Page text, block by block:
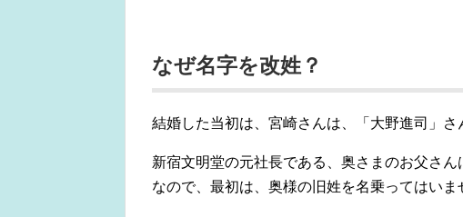
なぜ名字を改姓？
結婚した当初は、宮崎さんは、「大野進司」さ
新宿文明堂の元社長である、奥さまのお父さん
なので、最初は、奥様の旧姓を名乗ってはいま